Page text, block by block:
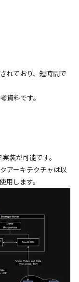
れており、短時間で
資料です。
装が可能です。
アーキテクチャは以
用します。